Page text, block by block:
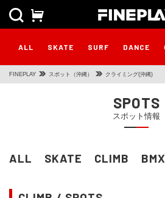
ALL SKATE SURF DANCE
FINEPLAY スポット（沖縄） クライミング(沖縄)
SPOTS
スポット情報
ALL SKATE CLIMB BMX